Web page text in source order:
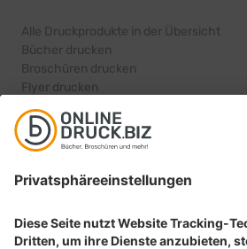
Alle Druckprodukte in der Übersicht
Bücher drucken
Broschüren drucken
Flyer drucken
Karten drucken
BELIEBTE PRODUKTKATEGORIEN